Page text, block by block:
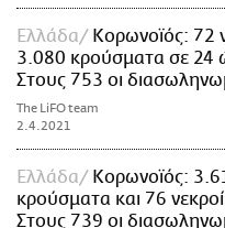
Ελλάδα
Κορωνοϊός: 72
3.080 κρούσματα σε 24
Στους 753 οι
The LiFO team
2.4.2021
Ελλάδα
Κορωνοϊός:
κρούσματα και 76
Στους 739 οι